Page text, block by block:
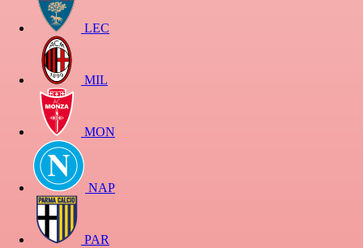
LEC
MIL
MON
NAP
PAR